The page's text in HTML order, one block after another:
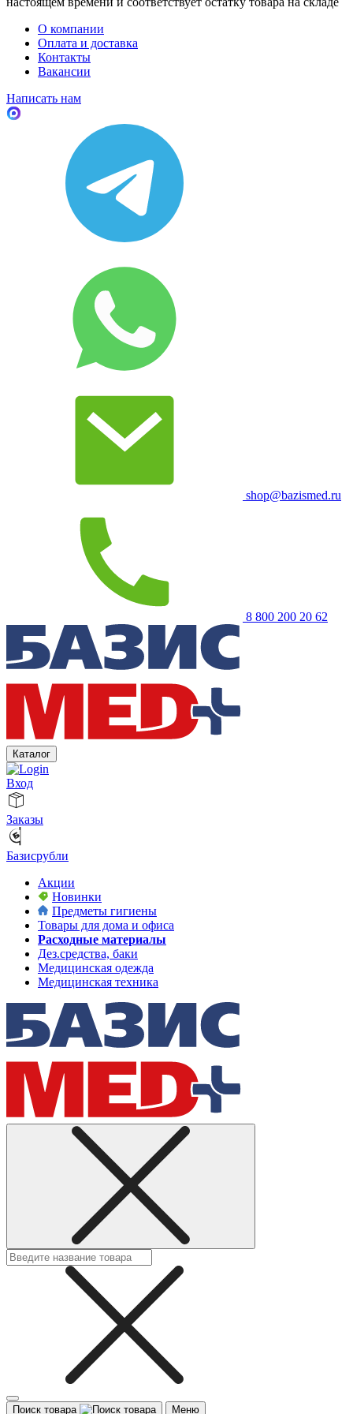
О компании
Оплата и доставка
Контакты
Вакансии
Написать нам
shop@bazismed.ru
8 800 200 20 62
Каталог
Вход
Заказы
Базисрубли
Акции
Новинки
Предметы гигиены
Товары для дома и офиса
Расходные материалы
Дез.средства, баки
Медицинская одежда
Медицинская техника
Поиск товара Меню